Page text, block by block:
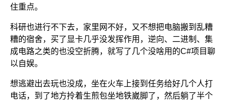
住重点。
科研也进行不下去，家里网不好，又不想把电脑搬到乱糟
糟的宿舍，买了显卡几乎没发挥作用，逆向、二进制、集
成电路之类的也没空折腾，就写了几个没啥用的C#项目聊
以自娱。
想逃避出去玩也没成，坐在火车上接到任务给好几个人打
电话，到了地方拎着生煎包坐地铁崴脚了，然后躺了半个